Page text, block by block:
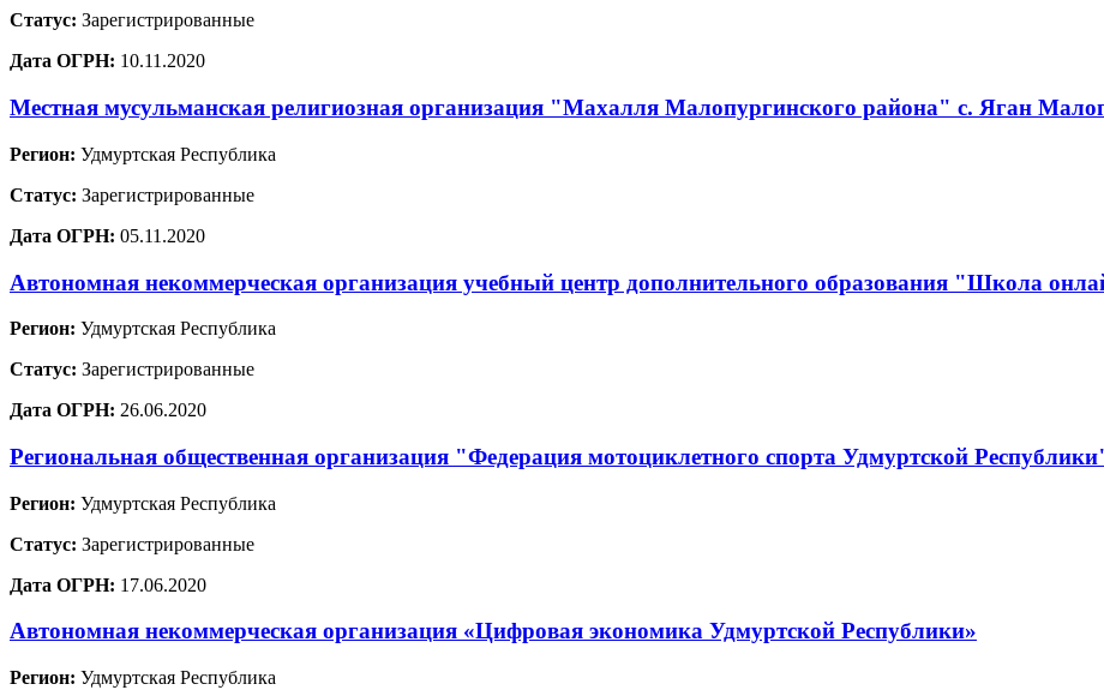
Статус: Зарегистрированные
Дата ОГРН: 10.11.2020
Местная мусульманская религиозная организация "Махалля Малопургинского района" с. Яган
Регион: Удмуртская Республика
Статус: Зарегистрированные
Дата ОГРН: 05.11.2020
Автономная некоммерческая организация учебный центр дополнительного образования "Школа
Регион: Удмуртская Республика
Статус: Зарегистрированные
Дата ОГРН: 26.06.2020
Региональная общественная организация "Федерация мотоциклетного спорта Удмуртской
Регион: Удмуртская Республика
Статус: Зарегистрированные
Дата ОГРН: 17.06.2020
Автономная некоммерческая организация «Цифровая экономика Удмуртской Республики»
Регион: Удмуртская Республика